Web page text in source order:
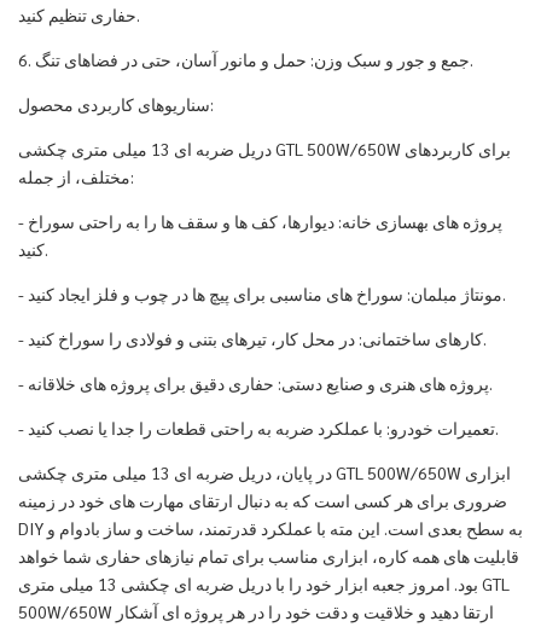
حفاری تنظیم کنید.
6. جمع و جور و سبک وزن: حمل و مانور آسان، حتی در فضاهای تنگ.
سناریوهای کاربردی محصول:
دریل ضربه ای 13 میلی متری چکشی GTL 500W/650W برای کاربردهای
مختلف، از جمله:
- پروژه های بهسازی خانه: دیوارها، کف ها و سقف ها را به راحتی سوراخ
کنید.
- مونتاژ مبلمان: سوراخ های مناسبی برای پیچ ها در چوب و فلز ایجاد کنید.
- کارهای ساختمانی: در محل کار، تیرهای بتنی و فولادی را سوراخ کنید.
- پروژه های هنری و صنایع دستی: حفاری دقیق برای پروژه های خلاقانه.
- تعمیرات خودرو: با عملکرد ضربه به راحتی قطعات را جدا یا نصب کنید.
در پایان، دریل ضربه ای 13 میلی متری چکشی GTL 500W/650W ابزاری
ضروری برای هر کسی است که به دنبال ارتقای مهارت های خود در زمینه
DIY به سطح بعدی است. این مته با عملکرد قدرتمند، ساخت و ساز بادوام و
قابلیت های همه کاره، ابزاری مناسب برای تمام نیازهای حفاری شما خواهد
بود. امروز جعبه ابزار خود را با دریل ضربه ای چکشی 13 میلی متری GTL
500W/650W ارتقا دهید و خلاقیت و دقت خود را در هر پروژه ای آشکار